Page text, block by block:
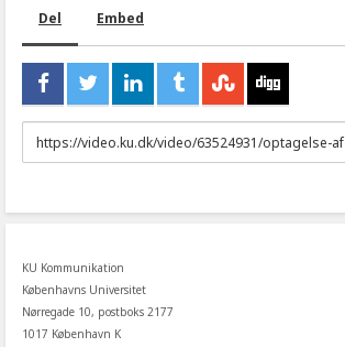
Del Embed
URL
to
KU Kommunikation
Københavns Universitet
Nørregade 10, postboks 2177
1017 København K